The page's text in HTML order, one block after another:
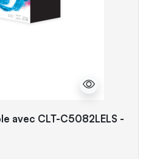
avec CLT-C5082LELS -